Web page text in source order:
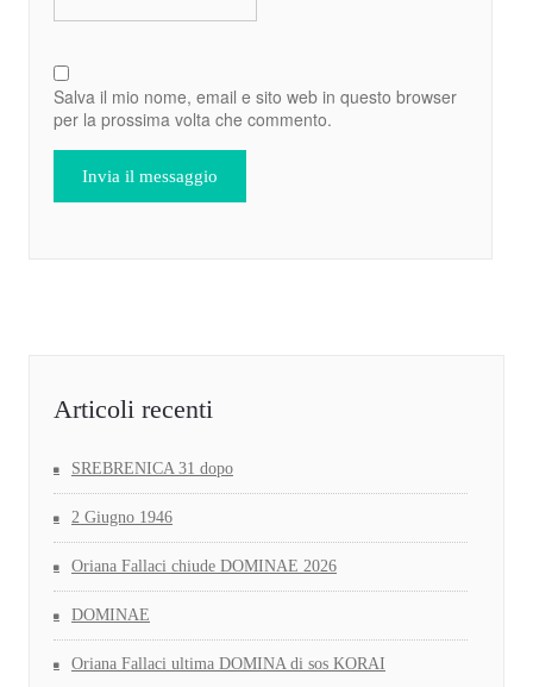
Salva il mio nome, email e sito web in questo browser
per la prossima volta che commento.
Articoli recenti
SREBRENICA 31 dopo
2 Giugno 1946
Oriana Fallaci chiude DOMINAE 2026
DOMINAE
Oriana Fallaci ultima DOMINA di sos KORAI